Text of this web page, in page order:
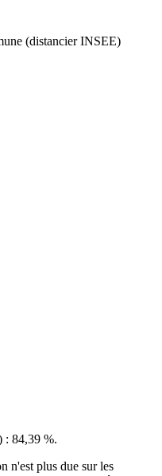
(distancier INSEE)
: 84,39 %.
n'est plus due sur les